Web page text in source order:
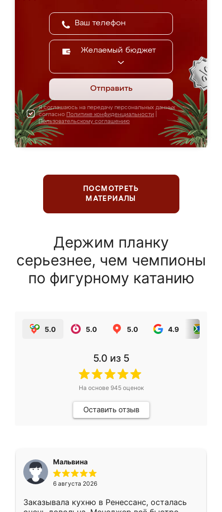
Желаемый бюджет
Отправить
Я соглашаюсь на передачу персональных данных
согласно Политике конфиденциальности
Пользовательскому соглашению
ПОСМОТРЕТЬ
МАТЕРИАЛЫ
Держим планку
серьезнее, чем чемпионы
по фигурному катанию
5.0 5.0 5.0 4.9
5.0 из 5
На основе 945оценок
Оставить отзыв
Мальвина
6 августа 2026
Заказывала кухню в Ренессанс, осталась